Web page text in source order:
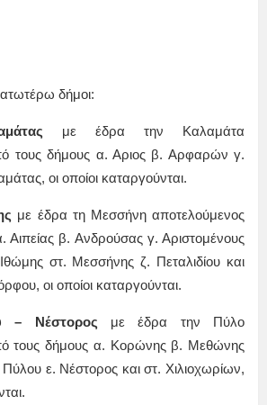
δήμοι:
με έδρα την Καλαμάτα
τους δήμους α. Αριος β. Αρφαρών γ.
οι οποίοι καταργούνται.
με έδρα τη Μεσσήνη αποτελούμενος
Αιπείας β. Ανδρούσας γ. Αριστομένους
στ. Μεσσήνης ζ. Πεταλιδίου και
οι οποίοι καταργούνται.
– Νέστορος με έδρα την Πύλο
τους δήμους α. Κορώνης β. Μεθώνης
ε. Νέστορος και στ. Χιλιοχωρίων,